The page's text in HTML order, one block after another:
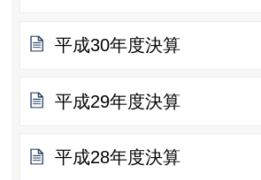
平成30年度決算
平成29年度決算
平成28年度決算